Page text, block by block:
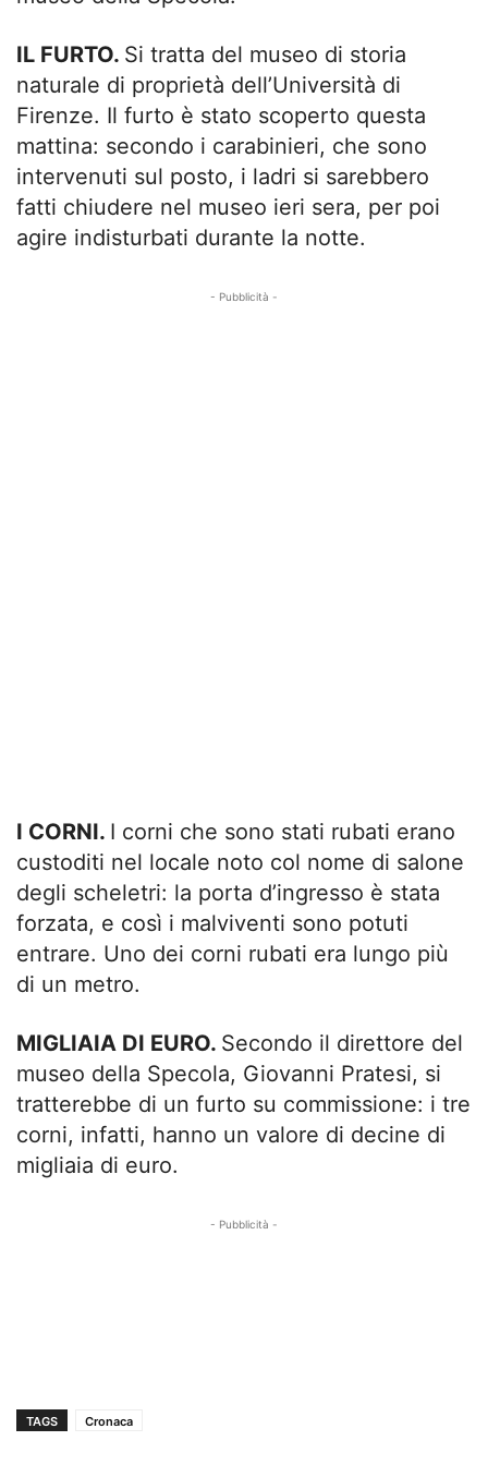
IL FURTO. Si tratta del museo di storia
naturale di proprietà dell’Università di
Firenze. Il furto è stato scoperto questa
mattina: secondo i carabinieri, che sono
intervenuti sul posto, i ladri si sarebbero
fatti chiudere nel museo ieri sera, per poi
agire indisturbati durante la notte.
- Pubblicità -
I CORNI. I corni che sono stati rubati erano
custoditi nel locale noto col nome di salone
degli scheletri: la porta d’ingresso è stata
forzata, e così i malviventi sono potuti
entrare. Uno dei corni rubati era lungo più
di un metro.
MIGLIAIA DI EURO. Secondo il direttore del
museo della Specola, Giovanni Pratesi, si
tratterebbe di un furto su commissione: i tre
corni, infatti, hanno un valore di decine di
migliaia di euro.
- Pubblicità -
TAGS Cronaca